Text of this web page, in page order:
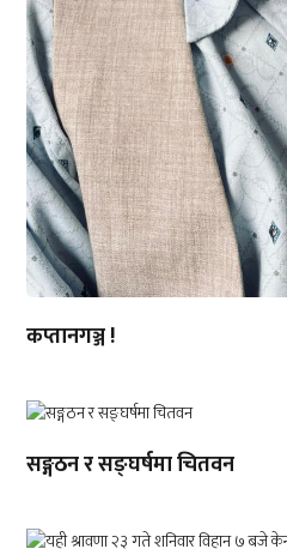
कप्तानगञ्ज !
सङ्गठन र सङ्घर्षमा चितवन